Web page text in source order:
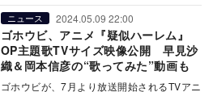
ニュース 2024.05.09 22:00
ゴホウビ、アニメ『疑似ハーレム』
OP主題歌TVサイズ映像公開 早見沙
織＆岡本信彦の“歌ってみた”動画も
ゴホウビが、7月より放送開始されるTVアニ